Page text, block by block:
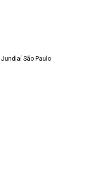
Jundiaí São Paulo